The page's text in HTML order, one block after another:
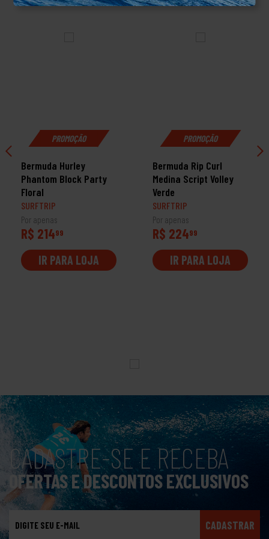
PROMOÇÃO
Bermuda Hurley
Phantom Block Party
Floral
SURFTRIP
Por apenas
R$ 21499
IR PARA LOJA
PROMOÇÃO
Bermuda Rip Curl
Medina Script Volley
Verde
SURFTRIP
Por apenas
R$ 22499
IR PARA LOJA
CADASTRE-SE E RECEBA
OFERTAS E DESCONTOS EXCLUSIVOS
CADASTRAR